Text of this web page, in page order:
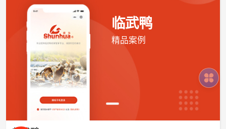
临武鸭
精品案例